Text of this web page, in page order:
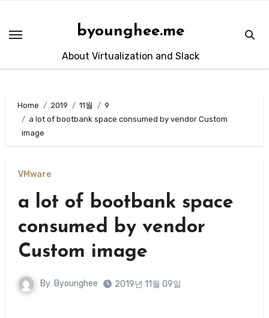
content
byounghee.me
About Virtualization and Slack
Home 2019 11월
9
a lot of bootbank space consumed by vendor Custom
image
VMware
a lot of bootbank space
consumed by vendor
Custom image
By Byounghee 2019년 11월 09일